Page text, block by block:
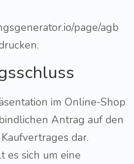
page/agb
im Online-Shop
Antrag auf den
dar.
es sich um eine